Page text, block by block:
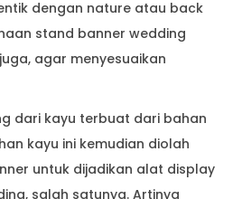
dengan nature atau back
stand banner wedding
agar menyesuaikan
dari kayu terbuat dari bahan
kayu ini kemudian diolah
untuk dijadikan alat display
salah satunya. Artinya